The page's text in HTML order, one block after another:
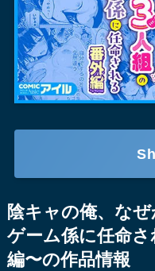
陰キャの俺、な
ゲーム係に任命
編〜の作品情報